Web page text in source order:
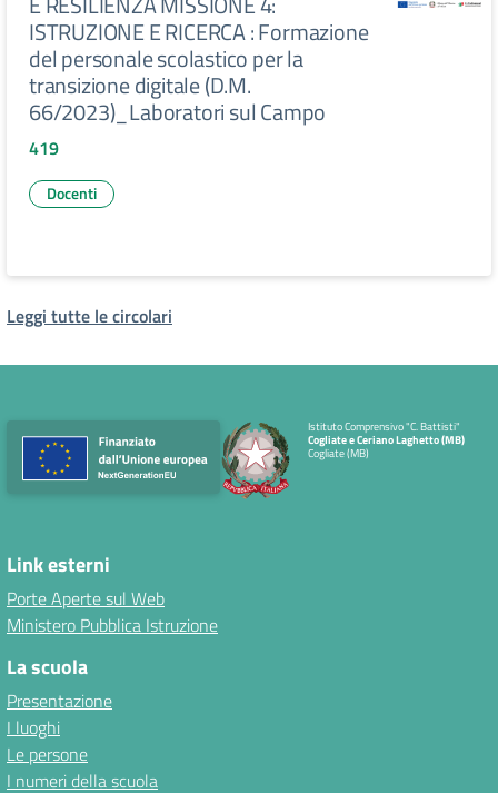
ISTRUZIONE E RICERCA : Formazione
del personale scolastico per la
transizione digitale (D.M.
66/2023)_Laboratori sul Campo
419
Docenti
Leggi tutte le circolari
Istituto Comprensivo "C. Battisti"
Cogliate e Ceriano Laghetto (MB)
Cogliate (MB)
Link esterni
Porte Aperte sul Web
Ministero Pubblica Istruzione
La scuola
Presentazione
I luoghi
Le persone
I numeri della scuola